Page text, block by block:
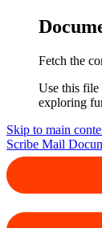
Fetch the
Use this file
exploring
Skip to main
Scribe Mail